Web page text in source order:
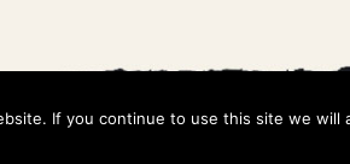
If you continue to use this site we will